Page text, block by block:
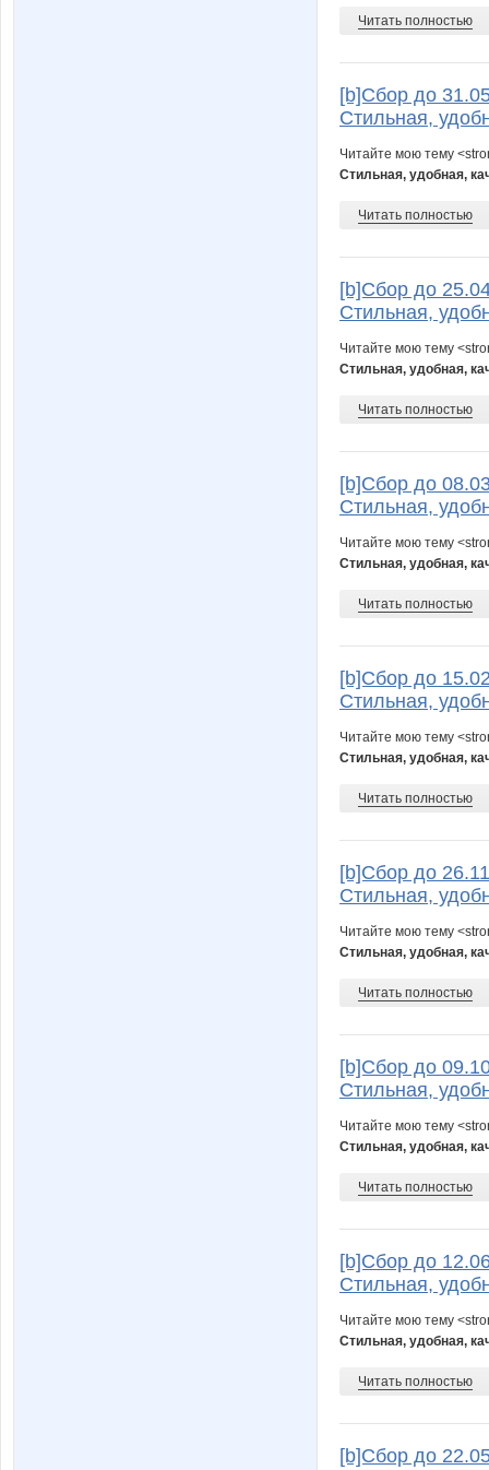
Читать полностью
[b]Cбор до
Стильная,
Читайте мою тему
Стильная, удобная,
Читать полностью
[b]Cбор до
Стильная,
Читайте мою тему
Стильная, удобная,
Читать полностью
[b]Cбор до
Стильная,
Читайте мою тему
Стильная, удобная,
Читать полностью
[b]Cбор до
Стильная,
Читайте мою тему
Стильная, удобная,
Читать полностью
[b]Cбор до
Стильная,
Читайте мою тему
Стильная, удобная,
Читать полностью
[b]Cбор до
Стильная,
Читайте мою тему
Стильная, удобная,
Читать полностью
[b]Cбор до
Стильная,
Читайте мою тему
Стильная, удобная,
Читать полностью
[b]Cбор до